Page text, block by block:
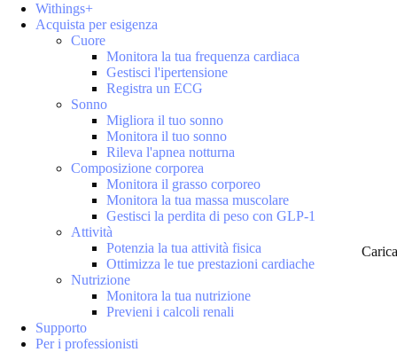
Withings+
Acquista per esigenza
Cuore
Monitora la tua frequenza cardiaca
Gestisci l'ipertensione
Registra un ECG
Sonno
Migliora il tuo sonno
Monitora il tuo sonno
Rileva l'apnea notturna
Composizione corporea
Monitora il grasso corporeo
Monitora la tua massa muscolare
Gestisci la perdita di peso con GLP-1
Attività
Potenzia la tua attività fisica
Ottimizza le tue prestazioni cardiache
Nutrizione
Monitora la tua nutrizione
Previeni i calcoli renali
Supporto
Per i professionisti